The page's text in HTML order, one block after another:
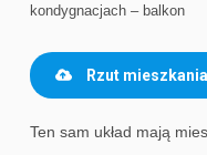
kondygnacjach – balkon
Rzut
Ten sam układ mają